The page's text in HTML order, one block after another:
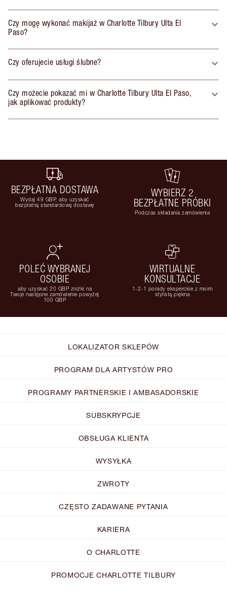
Czy mogę wykonać makijaż w Charlotte Tilbury Ulta El
Paso?
Czy oferujecie usługi ślubne?
Czy możecie pokazać mi w Charlotte Tilbury Ulta El Paso,
jak aplikować produkty?
BEZPŁATNA DOSTAWA
Wydaj 49 GBP, aby uzyskać
bezpłatną standardową dostawę
WYBIERZ 2
BEZPŁATNE PRÓBKI
Podczas składania zamówienia
POLEĆ WYBRANEJ
OSOBIE
aby uzyskać 20 GBP zniżki na
Twoje następne zamówienie powyżej
100 GBP
WIRTUALNE
KONSULTACJE
1-2-1 porady eksperckie z moim
stylistą piękna
LOKALIZATOR SKLEPÓW
PROGRAM DLA ARTYSTÓW PRO
PROGRAMY PARTNERSKIE I AMBASADORSKIE
SUBSKRYPCJE
OBSŁUGA KLIENTA
WYSYŁKA
ZWROTY
CZĘSTO ZADAWANE PYTANIA
KARIERA
O CHARLOTTE
PROMOCJE CHARLOTTE TILBURY